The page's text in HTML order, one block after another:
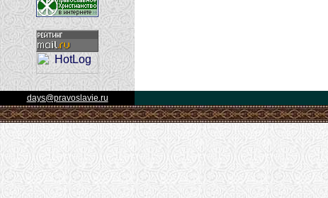
days@pravoslavie.ru